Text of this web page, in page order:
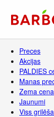
Preces
Akcijas
PALDIES
Manas
Zema cena
Jaunumi
Viss